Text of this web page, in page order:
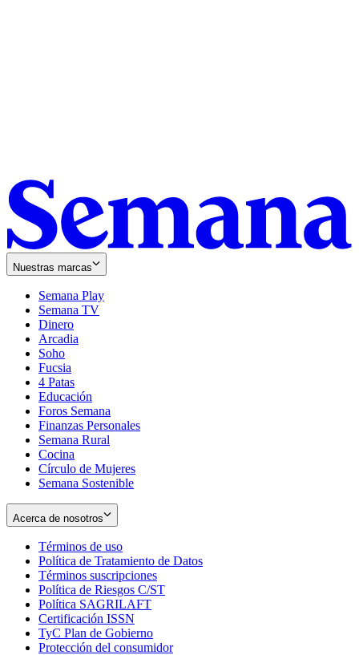
Nuestras marcas
Semana Play
Semana TV
Dinero
Arcadia
Soho
in
new
window
Fucsia
in
new
window
4 Patas
Educación
Foros Semana
Finanzas Personales
Semana Rural
Cocina
Círculo de Mujeres
Semana Sostenible
Acerca de nosotros
Términos de uso
in
new
window
Política de Tratamiento de Datos
Términos suscripciones
in
Política de Riesgos C/ST
Política SAGRILAFT
new
window
Certificación ISSN
in
new
TyC Plan de Gobierno
in
Protección del consumidorOpens